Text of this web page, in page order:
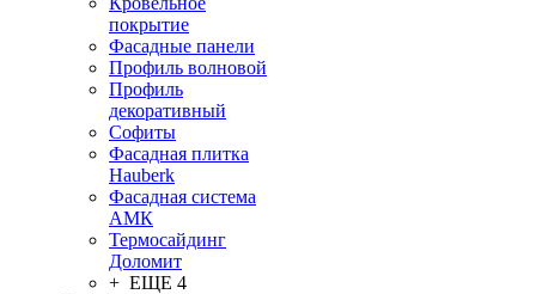
покрытие
Фасадные панели
Профиль волновой
Профиль
декоративный
Софиты
Фасадная плитка
Hauberk
Фасадная система
АМК
Термосайдинг
Доломит
+ ЕЩЕ 4